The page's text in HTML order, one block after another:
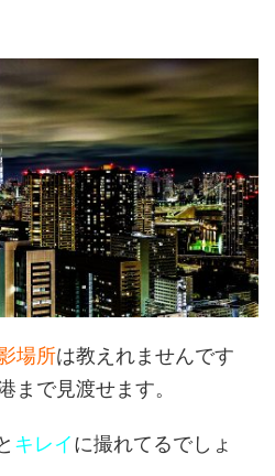
場所は教えれませんです
まで見渡せます。
キレイに撮れてるでしょ